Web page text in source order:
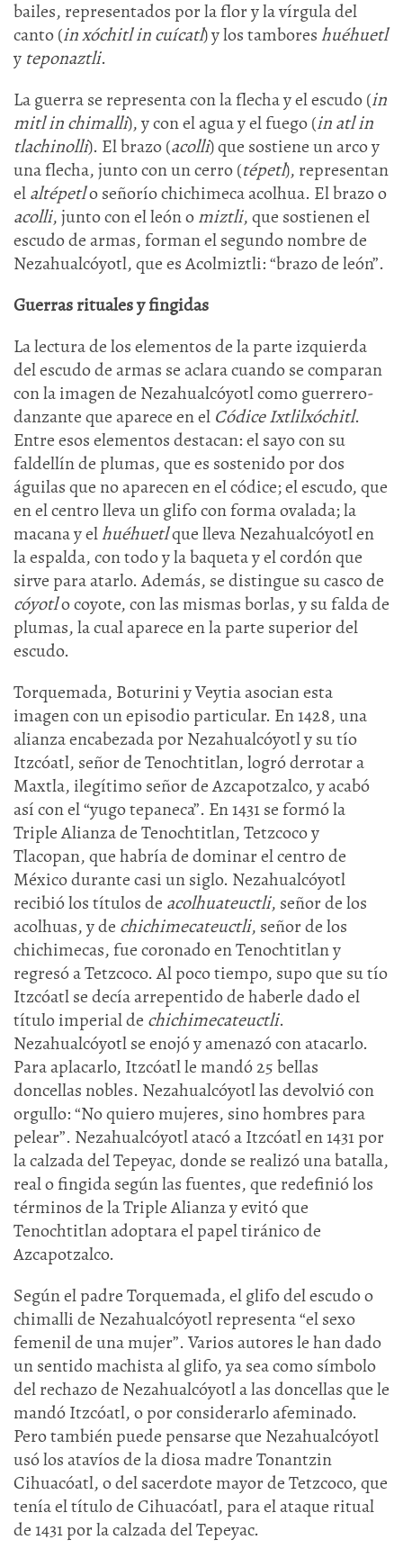
bailes, representados por la flor y la vírgula del
canto (in xóchitl in cuícatl) y los tamboreshuéhuetl
y teponaztli.
La guerra se representa con la flecha y el escudo (in
mitl in chimalli), y con el agua y el fuego (in atl in
tlachinolli). El brazo (acolli) que sostiene un arco y
una flecha, junto con un cerro (tépetl), representan
elaltépetlo señorío chichimeca acolhua. El brazo o
acolli, junto con el león omiztli, que sostienen el
escudo de armas, forman el segundo nombre de
Nezahualcóyotl, que es Acolmiztli: “brazo de león”.
Guerras rituales y fingidas
La lectura de los elementos de la parte izquierda
del escudo de armas se aclara cuando se comparan
con la imagen de Nezahualcóyotl como guerrero-
danzante que aparece en el Códice Ixtlilxóchitl.
Entre esos elementos destacan: el sayo con su
faldellín de plumas, que es sostenido por dos
águilas que no aparecen en el códice; el escudo, que
en el centro lleva un glifo con forma ovalada; la
macana y elhuéhuetlque lleva Nezahualcóyotl en
la espalda, con todo y la baqueta y el cordón que
sirve para atarlo. Además, se distingue su casco de
cóyotlo coyote, con las mismas borlas, y su falda de
plumas, la cual aparece en la parte superior del
escudo.
Torquemada, Boturini y Veytia asocian esta
imagen con un episodio particular. En 1428, una
alianza encabezada por Nezahualcóyotl y su tío
Itzcóatl, señor de Tenochtitlan, logró derrotar a
Maxtla, ilegítimo señor de Azcapotzalco, y acabó
así con el “yugo tepaneca”. En 1431 se formó la
Triple Alianza de Tenochtitlan, Tetzcoco y
Tlacopan, que habría de dominar el centro de
México durante casi un siglo. Nezahualcóyotl
recibió los títulos de acolhuateuctli, señor de los
acolhuas, y de chichimecateuctli, señor de los
chichimecas, fue coronado en Tenochtitlan y
regresó a Tetzcoco. Al poco tiempo, supo que su tío
Itzcóatl se decía arrepentido de haberle dado el
título imperial de chichimecateuctli.
Nezahualcóyotl se enojó y amenazó con atacarlo.
Para aplacarlo, Itzcóatl le mandó 25 bellas
doncellas nobles. Nezahualcóyotl las devolvió con
orgullo: “No quiero mujeres, sino hombres para
pelear”. Nezahualcóyotl atacó a Itzcóatl en 1431 por
la calzada del Tepeyac, donde se realizó una batalla,
real o fingida según las fuentes, que redefinió los
términos de la Triple Alianza y evitó que
Tenochtitlan adoptara el papel tiránico de
Azcapotzalco.
Según el padre Torquemada, el glifo del escudo o
chimalli de Nezahualcóyotl representa “el sexo
femenil de una mujer”. Varios autores le han dado
un sentido machista al glifo, ya sea como símbolo
del rechazo de Nezahualcóyotl a las doncellas que le
mandó Itzcóatl, o por considerarlo afeminado.
Pero también puede pensarse que Nezahualcóyotl
usó los atavíos de la diosa madre Tonantzin
Cihuacóatl, o del sacerdote mayor de Tetzcoco, que
tenía el título de Cihuacóatl, para el ataque ritual
de 1431 por la calzada del Tepeyac.